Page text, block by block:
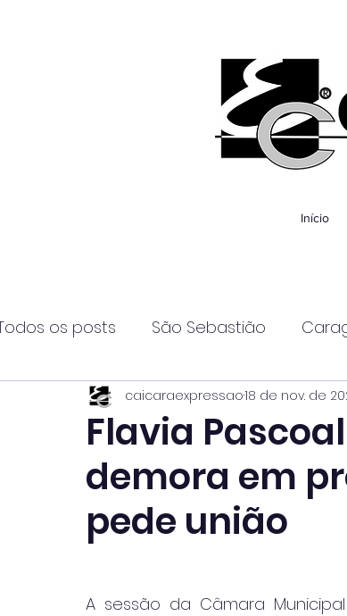
Início
os posts São Sebastião
Página2 Itanhaém
Flavia
demora em
pede união
caicaraexpressao18 de nov. de
A sessão da Câmara